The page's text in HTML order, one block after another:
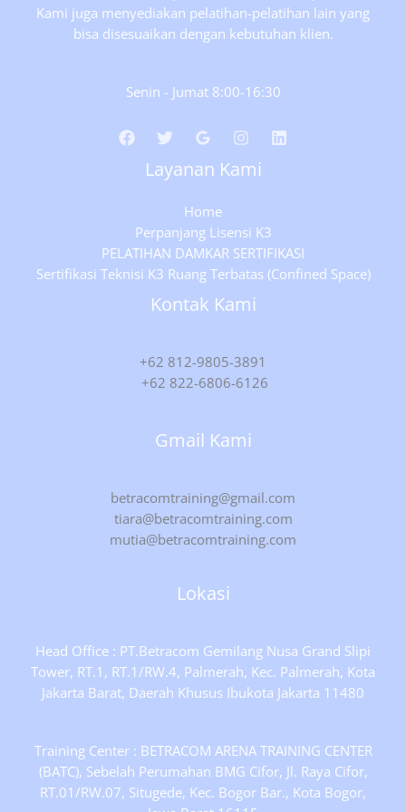
Kami juga menyediakan pelatihan-pelatihan lain yang
bisa disesuaikan dengan kebutuhan klien.
Senin - Jumat 8:00-16:30
Layanan Kami
Home
Perpanjang Lisensi K3
PELATIHAN DAMKAR SERTIFIKASI
Sertifikasi Teknisi K3 Ruang Terbatas (Confined Space)
Kontak Kami
+62 812-9805-3891
+62 822-6806-6126
Gmail Kami
betracomtraining@gmail.com
tiara@betracomtraining.com
mutia@betracomtraining.com
Lokasi
Head Office : PT.Betracom Gemilang Nusa Grand Slipi
Tower, RT.1, RT.1/RW.4, Palmerah, Kec. Palmerah, Kota
Jakarta Barat, Daerah Khusus Ibukota Jakarta 11480
Training Center : BETRACOM ARENA TRAINING CENTER
(BATC), Sebelah Perumahan BMG Cifor, Jl. Raya Cifor,
RT.01/RW.07, Situgede, Kec. Bogor Bar., Kota Bogor,